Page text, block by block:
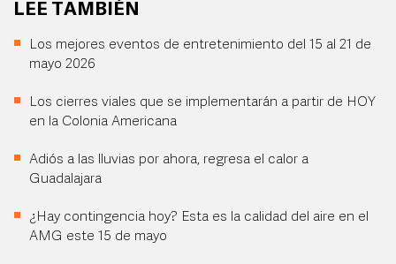
LEE TAMBIÉN
Los mejores eventos de entretenimiento del 15 al 21 de
mayo 2026
Los cierres viales que se implementarán a partir de HOY
en la Colonia Americana
Adiós a las lluvias por ahora, regresa el calor a
Guadalajara
¿Hay contingencia hoy? Esta es la calidad del aire en el
AMG este 15 de mayo